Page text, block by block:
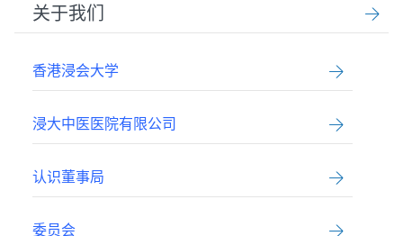
关于我们
香港浸会大学
浸大中医医院有限公司
认识董事局
委员会